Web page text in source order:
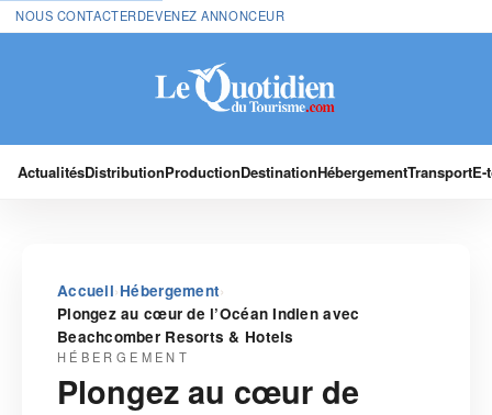
NOUS CONTACTERDEVENEZ ANNONCEUR
ActualitésDistributionProductionDestinationHébergementTransport
Accueil›Hébergement›
Plongez au cœur de l’Océan Indien avec
Beachcomber Resorts & Hotels
HÉBERGEMENT
Plongez au cœur de